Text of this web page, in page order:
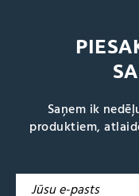
Saņem ik
produktiem,